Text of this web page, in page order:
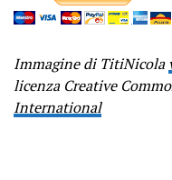
Immagine di TitiNicola
licenza Creative
International